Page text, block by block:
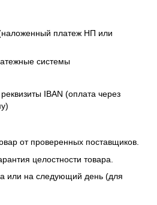
платеж НП или
системы
IBAN (оплата через
от проверенных поставщиков.
целостности товара.
или на следующий день (для